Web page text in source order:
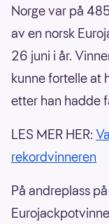
Norge var på
av en norsk
26 juni i år.
kunne fortelle at
etter han hadde
LES MER HER:
rekordvinneren
På andreplass